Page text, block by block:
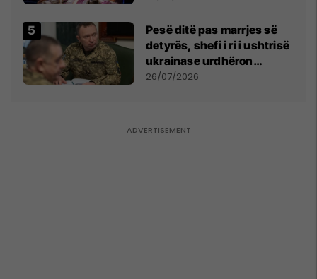
Pesë ditë pas marrjes së
detyrës, shefi i ri i ushtrisë
ukrainase urdhëron
kontroll të madh
26/07/2026